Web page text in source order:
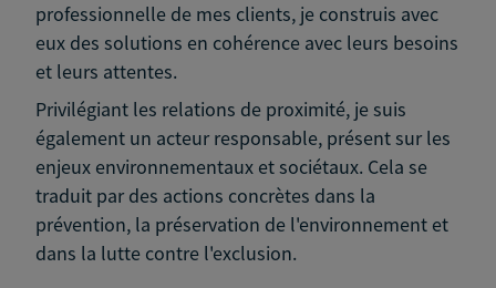
professionnelle de mes clients, je construis avec
eux des solutions en cohérence avec leurs besoins
et leurs attentes.
Privilégiant les relations de proximité, je suis
également un acteur responsable, présent sur les
enjeux environnementaux et sociétaux. Cela se
traduit par des actions concrètes dans la
prévention, la préservation de l'environnement et
dans la lutte contre l'exclusion.